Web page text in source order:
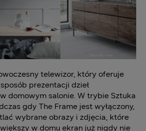
telewizor, który oferuje
prezentacji dzieł
domowym salonie. W trybie Sztuka
gdy The Frame jest wyłączony,
wybrane obrazy i zdjęcia, które
w domu ekran już nigdy nie